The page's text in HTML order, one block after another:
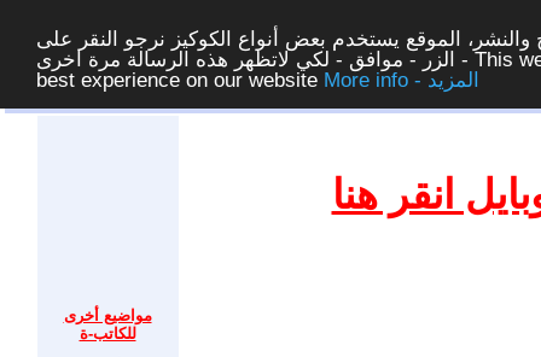
الموقع يستخدم بعض أنواع الكوكيز نرجو النقر على
الزر - موافق - لكي لاتظهر هذه الرسالة مرة اخرى - This website uses cookies to ensure you get the
best experience on our website
More info - المزيد
غلق
مواضيع أخرى
للكاتب-ة
انقر هنا